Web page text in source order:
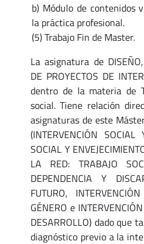
b) Módulo de contenidos
la práctica profesional.
(5) Trabajo Fin de Master.
La asignatura de
DE PROYECTOS DE
dentro de la materia de
social. Tiene relación
asignaturas de este
(INTERVENCIÓN SOCIAL
SOCIAL Y
LA RED: TRABAJO
DEPENDENCIA Y
FUTURO,
GÉNERO e
DESARROLLO) dado que
diagnóstico previo a la